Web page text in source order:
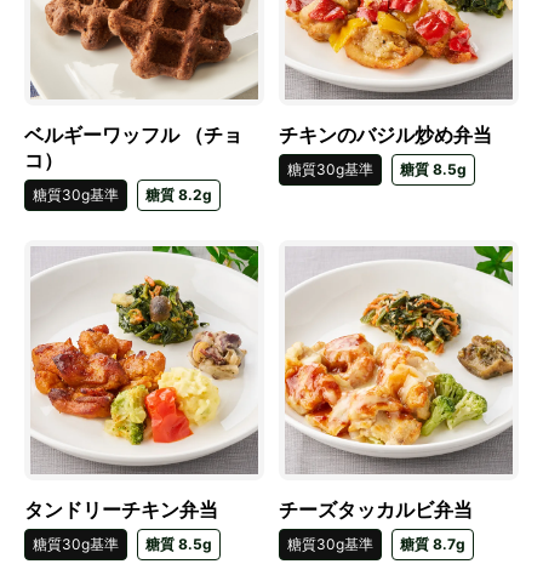
ベルギーワッフル （チョ
コ）
糖質30g基準 糖質 8.2g
チキンのバジル炒め弁当
糖質30g基準 糖質 8.5g
タンドリーチキン弁当
糖質30g基準 糖質 8.5g
チーズタッカルビ弁当
糖質30g基準 糖質 8.7g